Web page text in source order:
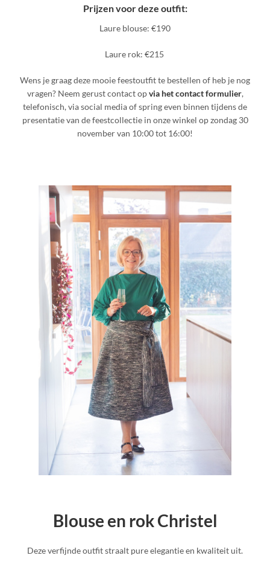
Prijzen voor deze outfit:
Laure blouse: €190
Laure rok: €215
Wens je graag deze mooie feestoutfit te bestellen of heb je nog
vragen? Neem gerust contact opvia het contact formulier,
telefonisch, via social media of spring even binnen tijdens de
presentatie van de feestcollectie in onze winkel op zondag 30
november van 10:00 tot 16:00!
Blouse en rok Christel
Deze verfijnde outfit straalt pure elegantie en kwaliteit uit.